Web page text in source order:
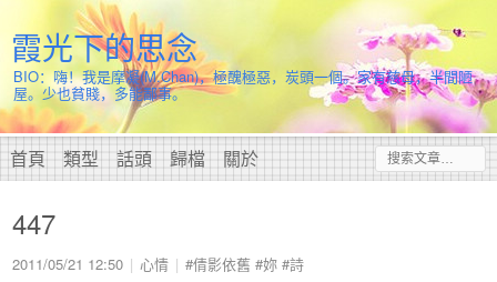
霞光下的思念
BIO：嗨！我是摩凝(M.Chan)，極醜極惡，炭頭一個。家有慈母，半間陋
屋。少也貧賤，多能鄙事。
首頁 類型 話頭 歸檔 關於
447
2011/05/21 12:50 心情 #倩影依舊 #妳 #詩